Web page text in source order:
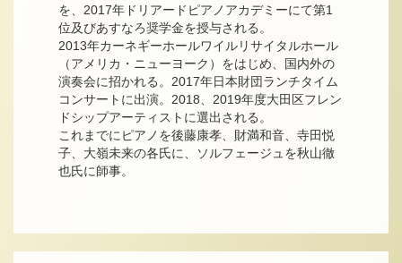
を、2017年ドリアードピアノアカデミーにて第1
位及びあすなろ奨学金を授与される。
2013年カーネギーホールワイルリサイタルホール
（アメリカ・ニューヨーク）をはじめ、国内外の
演奏会に招かれる。2017年日本財団ランチタイム
コンサートに出演。2018、2019年度大田区フレン
ドシップアーティストに選出される。
これまでにピアノを後藤康孝、財満和音、寺田悦
子、大嶺未来の各氏に、ソルフェージュを秋山徹
也氏に師事。